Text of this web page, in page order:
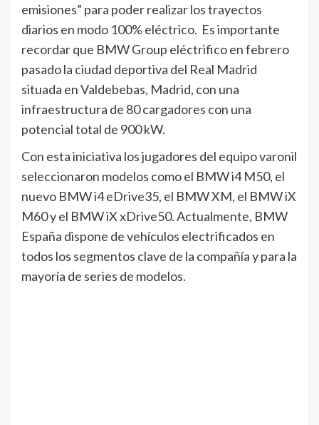
emisiones” para poder realizar los trayectos
diarios en modo 100% eléctrico. Es importante
recordar que BMW Group eléctrifico en febrero
pasado la ciudad deportiva del Real Madrid
situada en Valdebebas, Madrid, con una
infraestructura de 80 cargadores con una
potencial total de 900 kW.
Con esta iniciativa los jugadores del equipo varonil
seleccionaron modelos como el BMW i4 M50, el
nuevo BMW i4 eDrive35, el BMW XM, el BMW iX
M60 y el BMW iX xDrive50. Actualmente, BMW
España dispone de vehículos electrificados en
todos los segmentos clave de la compañía y para la
mayoría de series de modelos.